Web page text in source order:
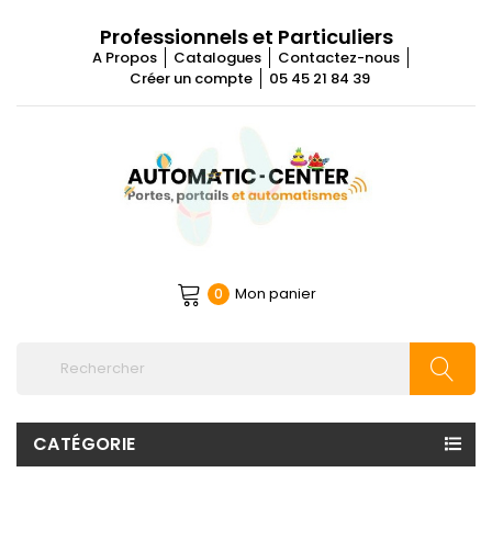
Professionnels et Particuliers
A Propos Catalogues
Contactez-nous
Créer un compte
05 45 21 84 39
0 Mon panier
CATÉGORIE